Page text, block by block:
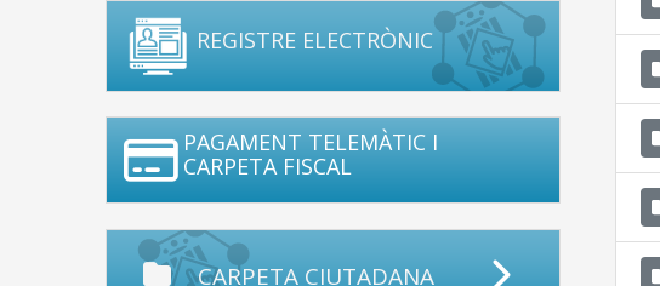
REGISTRE ELECTRÒNIC
PAGAMENT TELEMÀTIC I
CARPETA FISCAL
CARPETA CIUTADANA